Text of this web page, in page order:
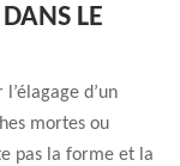
LE
d’un
mortes ou
pas la forme et la